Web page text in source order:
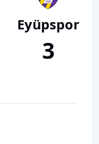
Eyüpspor
3